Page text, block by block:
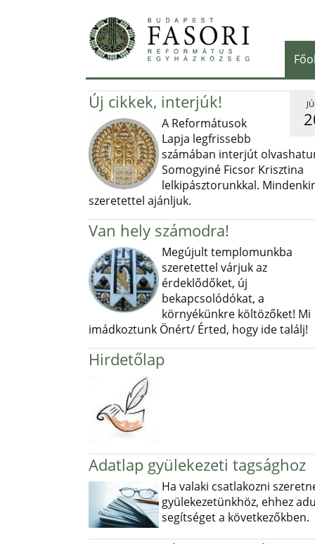
Új cikkek, interjúk!
A Reformátusok
Lapja legfrissebb
számában interjút
Somogyiné Ficsor Krisztina
lelkipásztorunkkal.
szeretettel ajánljuk.
Van hely számodra!
Megújult templomunkba
szeretettel várjuk az
érdeklődőket, új
bekapcsolódókat, a
környékünkre költözőket! Mi
imádkoztunk Önért/ Érted, hogy ide találj!
Hirdetőlap
Adatlap gyülekezeti tagsághoz
Ha valaki csatlakozni
gyülekezetünkhöz, ehhez
segítséget a következőkben.